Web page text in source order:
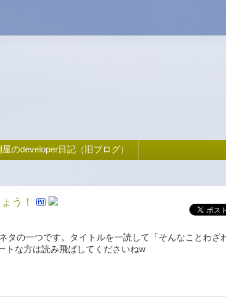
屋のdeveloper日記（旧ブログ）
う！
タの一つです。タイトルを一読して「そんなことわざ
トな方は読み飛ばしてくださいねw